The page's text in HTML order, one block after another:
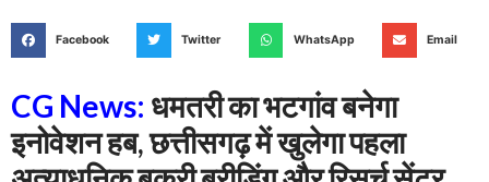
Facebook Twitter WhatsApp Email
CG News: धमतरी का भटगांव बनेगा
इनोवेशन हब, छत्तीसगढ़ में खुलेगा पहला